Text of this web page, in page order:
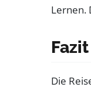
Lernen.
Fazit
Die